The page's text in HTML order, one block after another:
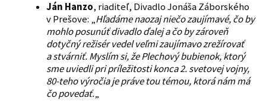
Ján Hanzo, riaditeľ, Divadlo Jonáša Záborského
v Prešove: „Hľadáme naozaj niečo zaujímavé, čo by
mohlo posunúť divadlo ďalej a čo by zároveň
dotyčný režisér vedel veľmi zaujímavo zrežírovať
a stvárniť. Myslím si, že Plechový bubienok, ktorý
sme uviedli pri príležitosti konca 2. svetovej vojny,
80-teho výročia je práve tou témou, ktorá nám má
čo povedať.„